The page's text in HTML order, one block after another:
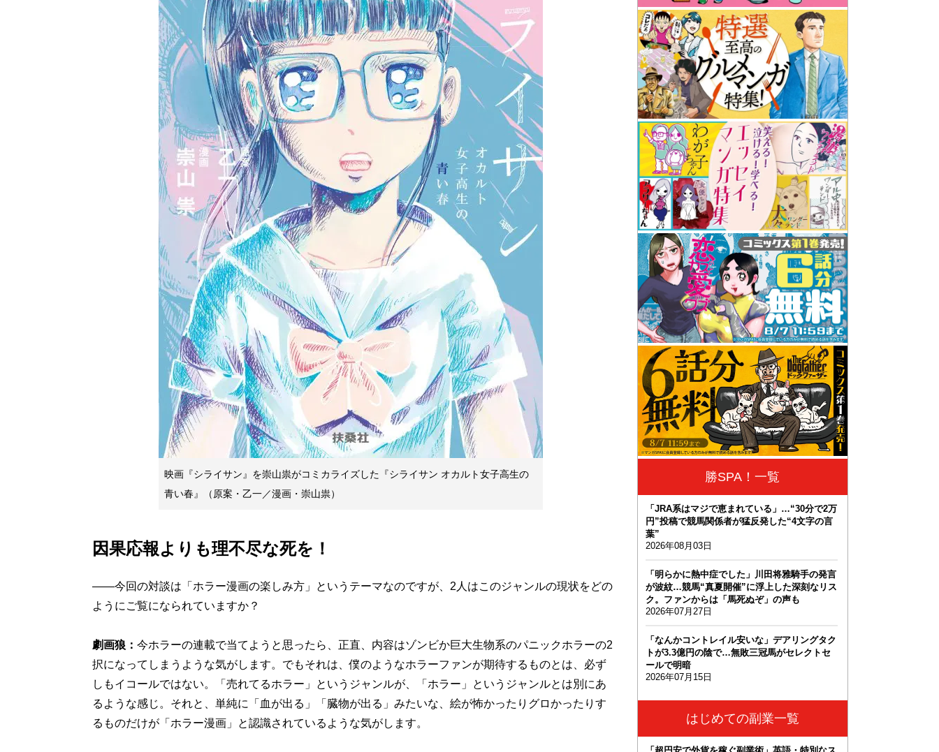
映画『シライサン』を崇山祟がコミカライズした『シライサン オカルト女子高生の
青い春』（原案・乙一／漫画・崇山祟）
因果応報よりも理不尽な死を！
――今回の対談は「ホラー漫画の楽しみ方」というテーマなのですが、2人はこのジャンルの現状をどの
ようにご覧になられていますか？
劇画狼： 今ホラーの連載で当てようと思ったら、正直、内容はゾンビか巨大生物系のパニックホラーの2
択になってしまうような気がします。でもそれは、僕のようなホラーファンが期待するものとは、必ず
しもイコールではない。「売れてるホラー」というジャンルが、「ホラー」というジャンルとは別にあ
るような感じ。それと、単純に「血が出る」「臓物が出る」みたいな、絵が怖かったりグロかったりす
るものだけが「ホラー漫画」と認識されているような気がします。
勝SPA！一覧
「JRA系はマジで恵まれている」…“30分で2万
円”投稿で競馬関係者が猛反発した“4文字の言
葉”
2026年08月03日
「明らかに熱中症でした」川田将雅騎手の発言
が波紋…競馬“真夏開催”に浮上した深刻なリス
ク。ファンからは「馬死ぬぞ」の声も
2026年07月27日
「なんかコントレイル安いな」デアリングタク
トが3.3億円の陰で…無敗三冠馬がセレクトセ
ールで明暗
2026年07月15日
はじめての副業一覧